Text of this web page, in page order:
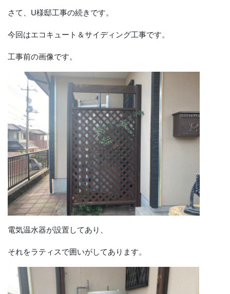
さて、U様邸工事の続きです。
今回はエコキュート＆サイディング工事です。
工事前の画像です。
電気温水器が設置してあり、
それをラティスで囲いがしてあります。